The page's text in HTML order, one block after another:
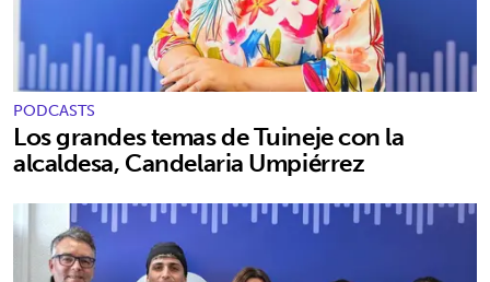
PODCASTS
Los grandes temas de Tuineje con la
alcaldesa, Candelaria Umpiérrez